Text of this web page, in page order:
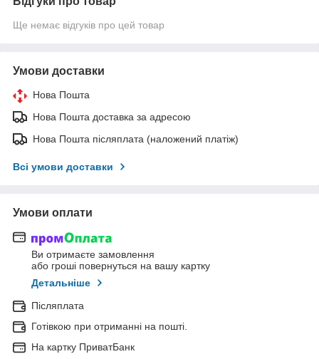
Ще немає відгуків про цей товар
Умови доставки
Нова Пошта
Нова Пошта доставка за адресою
Нова Пошта післяплата (наложений платіж)
Всі умови доставки
Умови оплати
Ви отримаєте замовлення
або гроші повернуться на вашу картку
Детальніше
Післяплата
Готівкою при отриманні на пошті.
На картку ПриватБанк